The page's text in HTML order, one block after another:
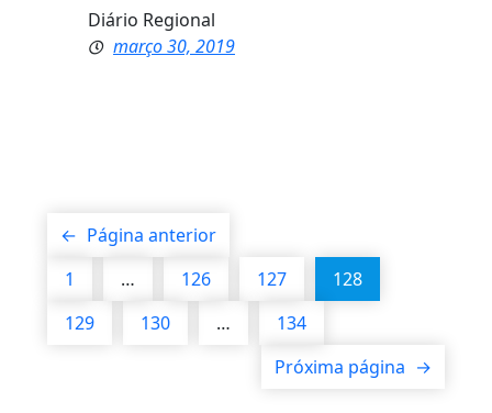
Diário Regional
março 30, 2019
← Página anterior
1
… 126 127
128
129
130 …
134
Próxima página →